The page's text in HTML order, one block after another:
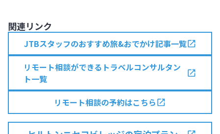
関連リンク
JTBスタッフのおすすめ旅&おでかけ記事一覧
リモート相談ができるトラベルコンサルタン
ト一覧
リモート相談の予約はこちら